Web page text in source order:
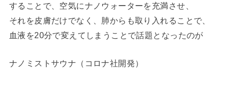
することで、空気にナノウォーターを充満させ、
それを皮膚だけでなく、肺からも取り入れることで、
血液を20分で変えてしまうことで話題となったのが
ナノミストサウナ（コロナ社開発）